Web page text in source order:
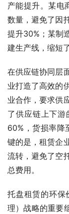
产能提升。某电
数量，避免了因
提升30%；某制
建生产线，缩短
在供应链协同层
业打造了高效的
业合作，要求供
了供应链上下游
60%，货损率降
键的是，租赁企
流转，避免了空
总费用。
托盘租赁的环保
理）战略的重要